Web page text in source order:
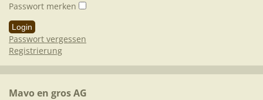
Passwort merken
Passwort vergessen
Registrierung
Mavo en gros AG